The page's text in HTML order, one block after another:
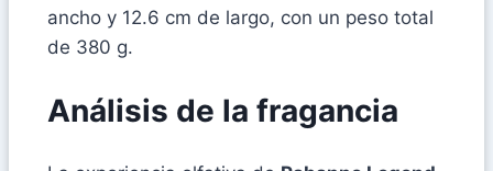
ancho y 12.6 cm de largo, con un peso total
de 380 g.
Análisis de la fragancia